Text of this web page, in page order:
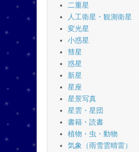
二重星
人工衛星・観測衛星
変光星
小惑星
彗星
惑星
新星
星座
星景写真
星雲・星団
書籍・読書
植物・虫・動物
気象（雨雪雲晴雷）